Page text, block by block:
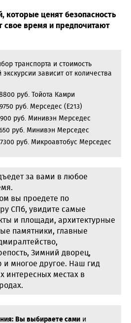
которые ценят безопасность
свое время и предпочитают
транспорта и стоимость
зависит от количества
руб. Тойота Камри
руб. Мерседес (Е213)
руб. Минивэн Мерседес
руб. Минивэн Мерседес
руб. Микроавтобус Мерседес
за вами в любое
вы проедете по
СПб, увидите самые
и площади, архитектурные
памятники, главные
Зимний дворец,
и многое другое. Наш гид
интересных местах в
Вы выбираете сами и